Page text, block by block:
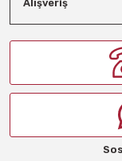
Alışveriş